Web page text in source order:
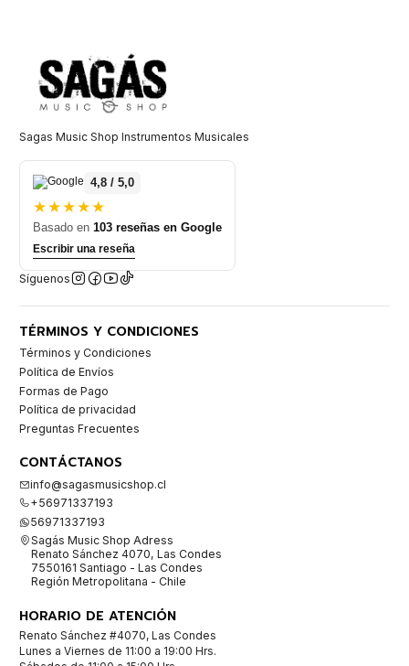
Sagas Music Shop Instrumentos Musicales
4,8 / 5,0
★★★★★
Basado en 103 reseñas en Google
Escribir una reseña
Síguenos
TÉRMINOS Y CONDICIONES
Términos y Condiciones
Política de Envíos
Formas de Pago
Política de privacidad
Preguntas Frecuentes
CONTÁCTANOS
info@sagasmusicshop.cl
+56971337193
56971337193
Sagás Music Shop Adress
Renato Sánchez 4070, Las Condes
7550161 Santiago - Las Condes
Región Metropolitana - Chile
HORARIO DE ATENCIÓN
Renato Sánchez #4070, Las Condes
Lunes a Viernes de 11:00 a 19:00 Hrs.